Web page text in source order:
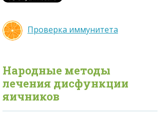
Проверка иммунитета
Народные методы
лечения дисфункции
яичников